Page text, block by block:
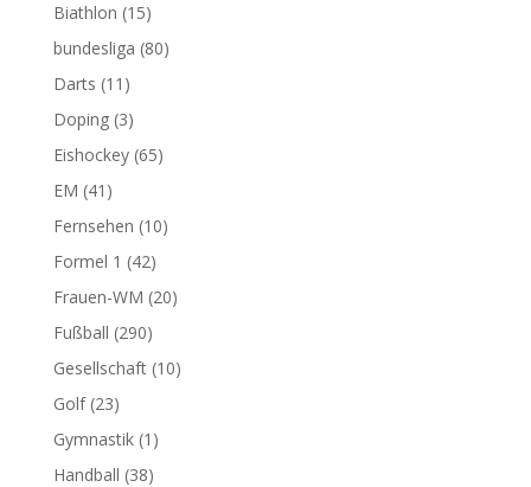
Biathlon (15)
bundesliga (80)
Darts (11)
Doping(3)
Eishockey(65)
EM (41)
Fernsehen (10)
Formel 1 (42)
Frauen-WM (20)
Fußball (290)
Gesellschaft(10)
Golf(23)
Gymnastik(1)
Handball (38)